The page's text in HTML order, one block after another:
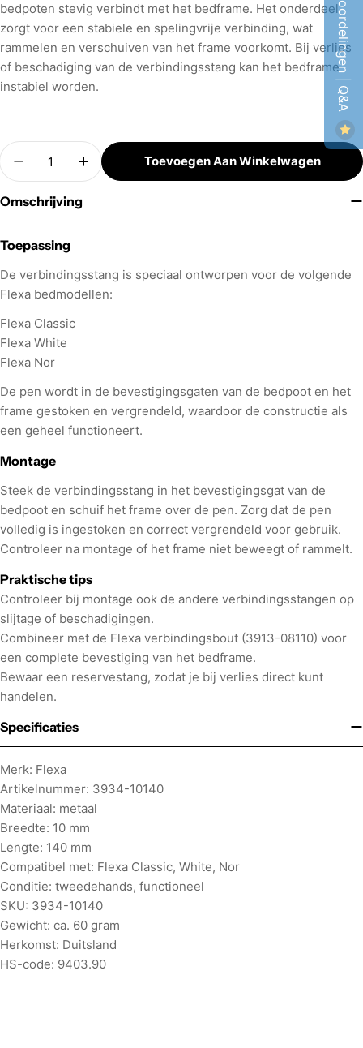
bedpoten stevig verbindt met het bedframe. Het onderdeel
zorgt voor een stabiele en spelingvrije verbinding, wat
rammelen en verschuiven van het frame voorkomt. Bij verlies
of beschadiging van de verbindingsstang kan het bedframe
instabiel worden.
Aantal
Hoeveelheid Verminderen Voor Flexa
Verhoog Aantal Voor Flexa
Toevoegen Aan Winkelwagen
Omschrijving
Toepassing
De verbindingsstang is speciaal ontworpen voor de volgende
Flexa bedmodellen:
Flexa Classic
Flexa White
Flexa Nor
De pen wordt in de bevestigingsgaten van de bedpoot en het
frame gestoken en vergrendeld, waardoor de constructie als
een geheel functioneert.
Montage
Steek de verbindingsstang in het bevestigingsgat van de
bedpoot en schuif het frame over de pen. Zorg dat de pen
volledig is ingestoken en correct vergrendeld voor gebruik.
Controleer na montage of het frame niet beweegt of rammelt.
Praktische tips
Controleer bij montage ook de andere verbindingsstangen op
slijtage of beschadigingen.
Combineer met de Flexa verbindingsbout (3913-08110) voor
een complete bevestiging van het bedframe.
Bewaar een reservestang, zodat je bij verlies direct kunt
handelen.
Specificaties
Merk: Flexa
Artikelnummer: 3934-10140
Materiaal: metaal
Breedte: 10 mm
Lengte: 140 mm
Compatibel met: Flexa Classic, White, Nor
Conditie: tweedehands, functioneel
SKU: 3934-10140
Gewicht: ca. 60 gram
Herkomst: Duitsland
HS-code: 9403.90
Beoordelingen | Q&A